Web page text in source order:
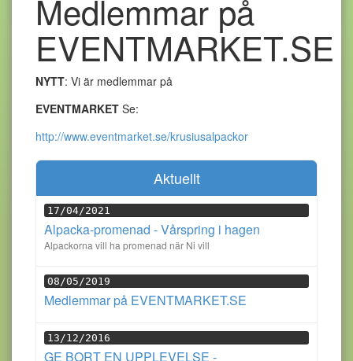
Medlemmar på
EVENTMARKET.SE
NYTT: Vi är medlemmar på
EVENTMARKET Se:
http://www.eventmarket.se/krusiusalpackor
Aktuellt
17/04/2021
Alpacka-promenad - Vårspring i hagen
Alpackorna vill ha promenad när Ni vill
08/05/2019
Medlemmar på EVENTMARKET.SE
13/12/2016
GE BORT EN UPPLEVELSE -